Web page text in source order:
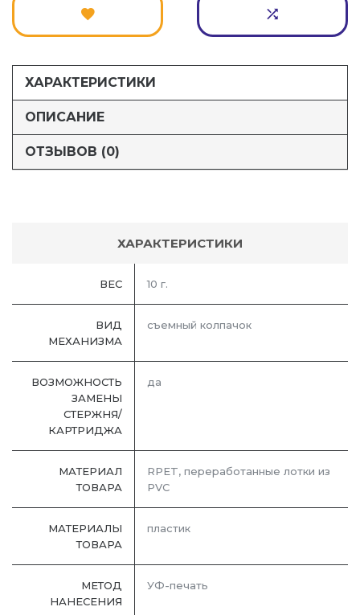
ХАРАКТЕРИСТИКИ
ОПИСАНИЕ
ОТЗЫВОВ (0)
ХАРАКТЕРИСТИКИ
ВЕС 10 г.
ВИД
МЕХАНИЗМА
съемный колпачок
ВОЗМОЖНОСТЬ
ЗАМЕНЫ
СТЕРЖНЯ/
КАРТРИДЖА
да
МАТЕРИАЛ
ТОВАРА
RPET, переработанные лотки из
PVC
МАТЕРИАЛЫ
ТОВАРА
пластик
МЕТОД
НАНЕСЕНИЯ
УФ-печать